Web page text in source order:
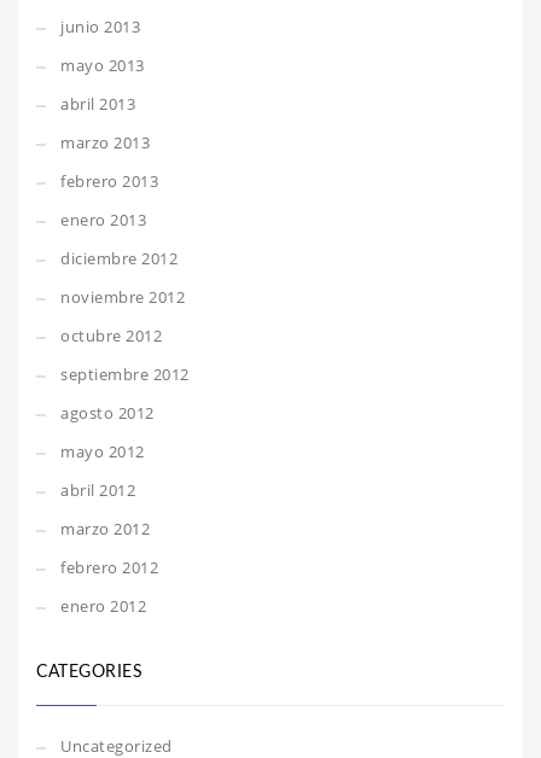
junio 2013
mayo 2013
abril 2013
marzo 2013
febrero 2013
enero 2013
diciembre 2012
noviembre 2012
octubre 2012
septiembre 2012
agosto 2012
mayo 2012
abril 2012
marzo 2012
febrero 2012
enero 2012
CATEGORIES
Uncategorized